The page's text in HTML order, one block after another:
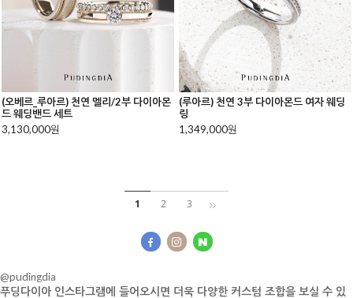
(오베르_루아르) 천연 멜리/2부 다이아몬
드 웨딩밴드 세트
3,130,000원
(루아르) 천연 3부 다이아몬드 여자 웨딩
링
1,349,000원
1 2 3
@pudingdia
푸딩다이아 인스타그램에 들어오시면 더욱 다양한 커스텀 조합을 보실 수 있